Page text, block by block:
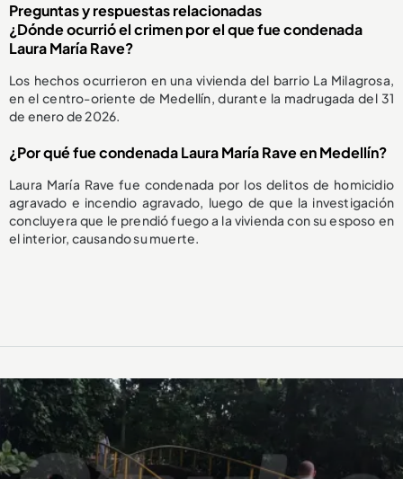
Preguntas y respuestas relacionadas
¿Dónde ocurrió el crimen por el que fue condenada
Laura María Rave?
Los hechos ocurrieron en una vivienda del barrio La Milagrosa,
en el centro-oriente de Medellín, durante la madrugada del 31
de enero de 2026.
¿Por qué fue condenada Laura María Rave en Medellín?
Laura María Rave fue condenada por los delitos de homicidio
agravado e incendio agravado, luego de que la investigación
concluyera que le prendió fuego a la vivienda con su esposo en
el interior, causando su muerte.